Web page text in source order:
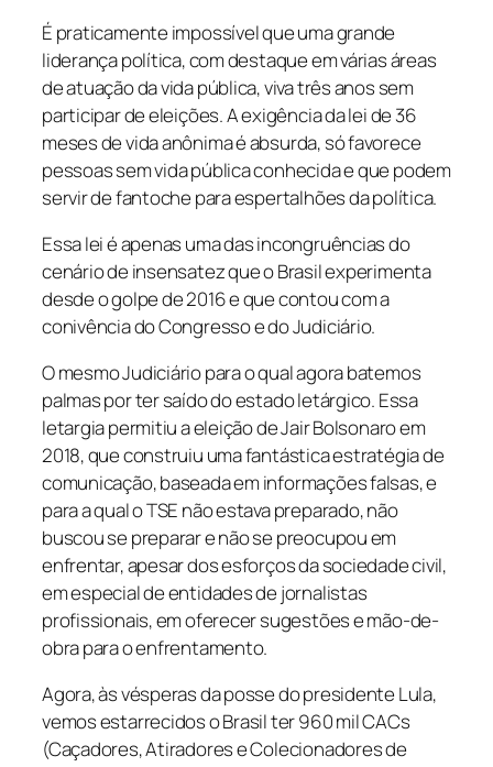
É praticamente impossível que uma grande
liderança política, com destaque em várias áreas
de atuação da vida pública, viva três anos sem
participar de eleições. A exigência da lei de 36
meses de vida anônima é absurda, só favorece
pessoas sem vida pública conhecida e que podem
servir de fantoche para espertalhões da política.
Essa lei é apenas uma das incongruências do
cenário de insensatez que o Brasil experimenta
desde o golpe de 2016 e que contou com a
conivência do Congresso e do Judiciário.
O mesmo Judiciário para o qual agora batemos
palmas por ter saído do estado letárgico. Essa
letargia permitiu a eleição de Jair Bolsonaro em
2018, que construiu uma fantástica estratégia de
comunicação, baseada em informações falsas, e
para a qual o TSE não estava preparado, não
buscou se preparar e não se preocupou em
enfrentar, apesar dos esforços da sociedade civil,
em especial de entidades de jornalistas
profissionais, em oferecer sugestões e mão-de-
obra para o enfrentamento.
Agora, às vésperas da posse do presidente Lula,
vemos estarrecidos o Brasil ter 960 mil CACs
(Caçadores, Atiradores e Colecionadores de